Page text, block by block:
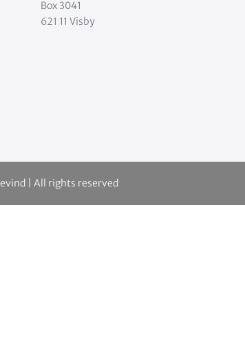
Box 3041
621 11 Visby
| All rights reserved